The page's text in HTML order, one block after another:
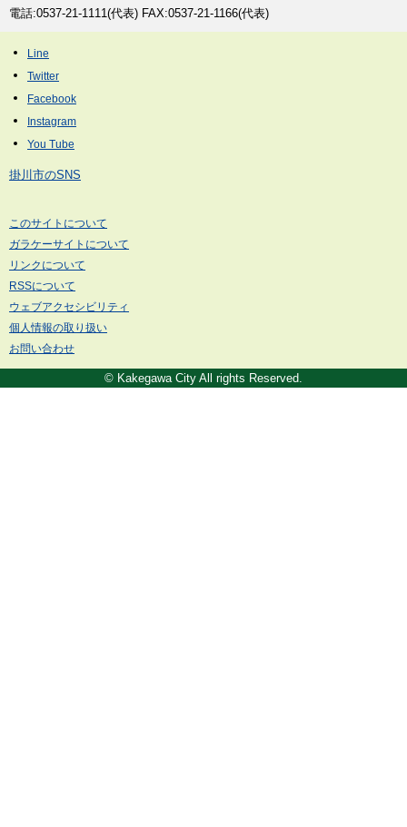
電話:0537-21-1111(代表) FAX:0537-21-1166(代表)
掛川市のSNS
このサイトについて
ガラケーサイトについて
リンクについて
RSSについて
ウェブアクセシビリティ
個人情報の取り扱い
お問い合わせ
© Kakegawa City All rights Reserved.